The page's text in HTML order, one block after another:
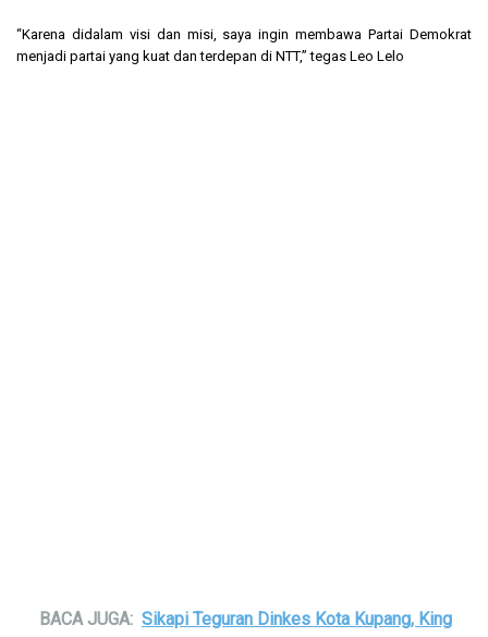
“Karena didalam visi dan misi, saya ingin membawa Partai Demokrat
menjadi partai yang kuat dan terdepan di NTT,” tegas Leo Lelo
BACA JUGA: Sikapi Teguran Dinkes Kota Kupang, King